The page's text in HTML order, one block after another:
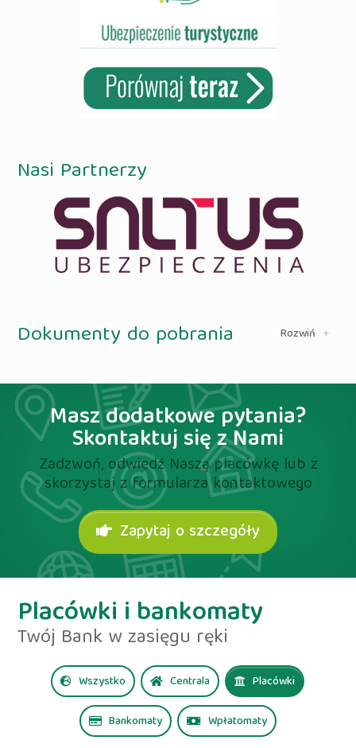
Nasi Partnerzy
Dokumenty do pobrania Rozwiń +
Masz dodatkowe pytania?
Skontaktuj się z Nami
Zadzwoń, odwiedź Naszą placówkę lub z
skorzystaj z formularza kontaktowego
Zapytaj o szczegóły
Placówki i bankomaty
Twój Bank w zasięgu ręki
Wszystko Centrala Placówki
Bankomaty Wpłatomaty